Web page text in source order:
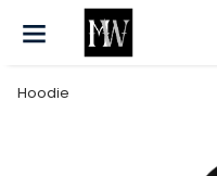
Hoodie